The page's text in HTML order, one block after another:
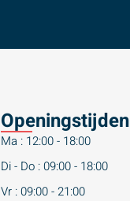
Openingstijden
Ma : 12:00 - 18:00
Di - Do : 09:00 - 18:00
Vr : 09:00 - 21:00